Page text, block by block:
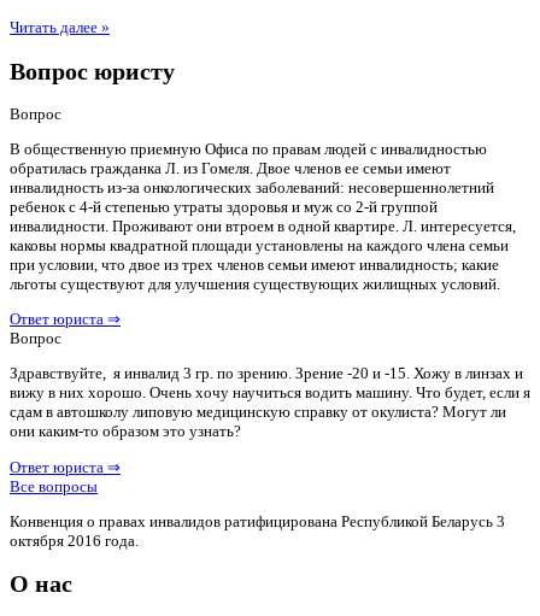
Читать далее »
Вопрос юристу
Вопрос
В общественную приемную Офиса по правам людей с инвалидностью
обратилась гражданка Л. из Гомеля. Двое членов ее семьи имеют
инвалидность из-за онкологических заболеваний: несовершеннолетний
ребенок с 4-й степенью утраты здоровья и муж со 2-й группой
инвалидности. Проживают они втроем в одной квартире. Л. интересуется,
каковы нормы квадратной площади установлены на каждого члена семьи
при условии, что двое из трех членов семьи имеют инвалидность; какие
льготы существуют для улучшения существующих жилищных условий.
Ответ юриста ⇒
Вопрос
Здравствуйте, я инвалид 3 гр. по зрению. Зрение -20 и -15. Хожу в линзах и
вижу в них хорошо. Очень хочу научиться водить машину. Что будет, если я
сдам в автошколу липовую медицинскую справку от окулиста? Могут ли
они каким-то образом это узнать?
Ответ юриста ⇒
Все вопросы
Конвенция о правах инвалидов ратифицирована Республикой Беларусь 3
октября 2016 года.
О нас